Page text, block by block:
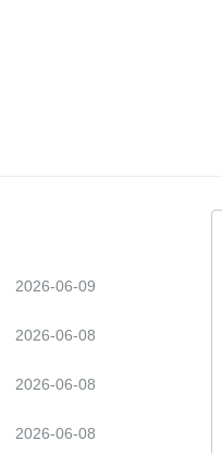
2026-06-09
2026-06-08
2026-06-08
2026-06-08